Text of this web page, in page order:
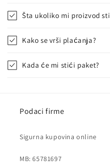
Šta ukoliko mi proizvod
Kako se vrši plaćanja?
Kada će mi stići paket?
Podaci firme
Sigurna kupovina online
MB: 65781697